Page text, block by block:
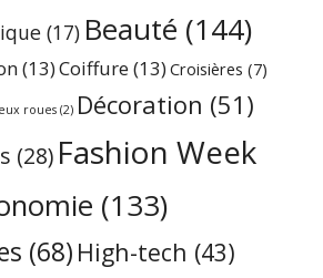
(17) Beauté (144)
(13)Coiffure(13) Croisières (7)
roues (2) Décoration (51)
(28) Fashion Week
(133)
(68) High-tech (43)